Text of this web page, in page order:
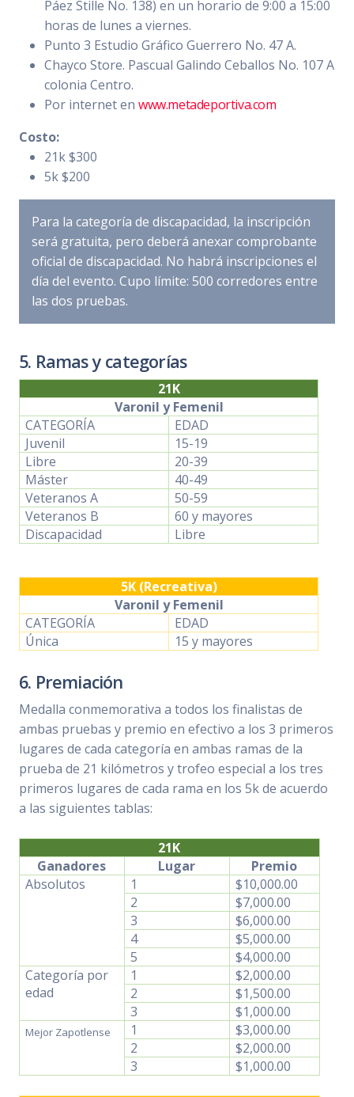
Páez Stille No. 138) en un horario de 9:00 a 15:00
horas de lunes a viernes.
Punto 3 Estudio Gráfico Guerrero No. 47 A.
Chayco Store. Pascual Galindo Ceballos No. 107 A
colonia Centro.
Por internet en www.metadeportiva.com
Costo:
21k $300
5k $200
Para la categoría de discapacidad, la inscripción
será gratuita, pero deberá anexar comprobante
oficial de discapacidad. No habrá inscripciones el
día del evento. Cupo límite: 500 corredores entre
las dos pruebas.
5. Ramas y categorías
21K
Varonil y Femenil
CATEGORÍA
EDAD
Juvenil
15-19
Libre
20-39
Máster
40-49
Veteranos A
50-59
Veteranos B
60 y mayores
Discapacidad
Libre
5K (Recreativa)
Varonil y Femenil
CATEGORÍA
EDAD
Única
15 y mayores
6. Premiación
Medalla conmemorativa a todos los finalistas de
ambas pruebas y premio en efectivo a los 3 primeros
lugares de cada categoría en ambas ramas de la
prueba de 21 kilómetros y trofeo especial a los tres
primeros lugares de cada rama en los 5k de acuerdo
a las siguientes tablas:
21K
Ganadores
Lugar
Premio
Absolutos
1
$10,000.00
2
$7,000.00
3
$6,000.00
4
$5,000.00
5
$4,000.00
Categoría por
edad
1
$2,000.00
2
$1,500.00
3
$1,000.00
Mejor Zapotlense 1
$3,000.00
2
$2,000.00
3
$1,000.00